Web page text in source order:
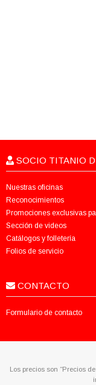
SOCIO TITANIO
Nuestras oficinas
Reconocimientos
Promociones exclusivas
Sección de videos
Catálogos y folletería
Folios de servicio
CONTACTO
Formulario de contacto
Los precios son “Precios